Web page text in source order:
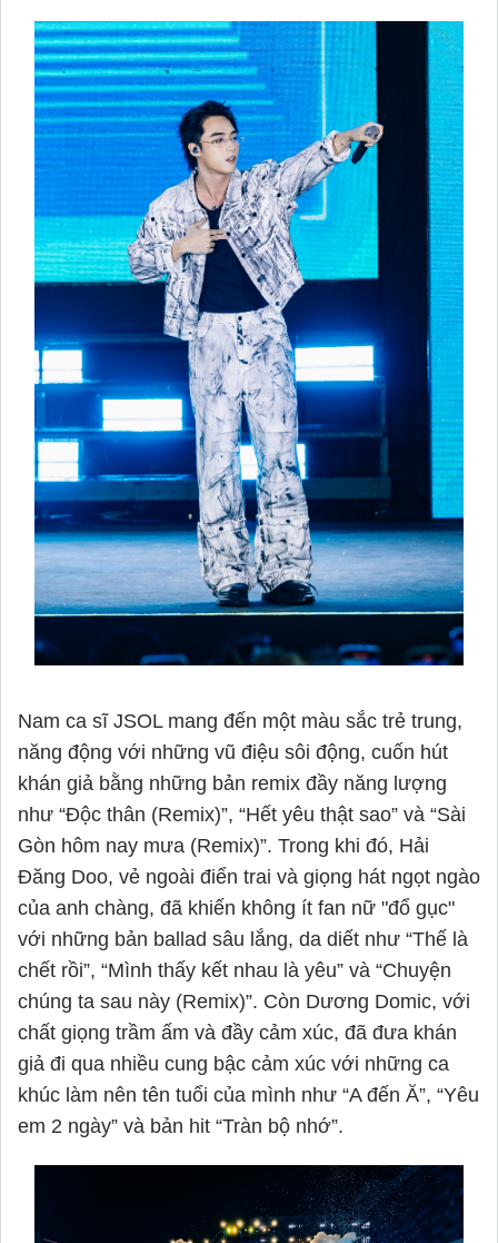
Nam ca sĩ JSOL mang đến một màu sắc trẻ trung,
năng động với những vũ điệu sôi động, cuốn hút
khán giả bằng những bản remix đầy năng lượng
như “Độc thân (Remix)”, “Hết yêu thật sao” và “Sài
Gòn hôm nay mưa (Remix)”. Trong khi đó, Hải
Đăng Doo, vẻ ngoài điển trai và giọng hát ngọt ngào
của anh chàng, đã khiến không ít fan nữ "đổ gục"
với những bản ballad sâu lắng, da diết như “Thế là
chết rồi”, “Mình thấy kết nhau là yêu” và “Chuyện
chúng ta sau này (Remix)”. Còn Dương Domic, với
chất giọng trầm ấm và đầy cảm xúc, đã đưa khán
giả đi qua nhiều cung bậc cảm xúc với những ca
khúc làm nên tên tuổi của mình như “A đến Ă”, “Yêu
em 2 ngày” và bản hit “Tràn bộ nhớ”.